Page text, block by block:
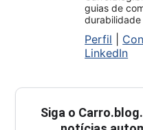
guias de
Perfil
LinkedIn
Siga o